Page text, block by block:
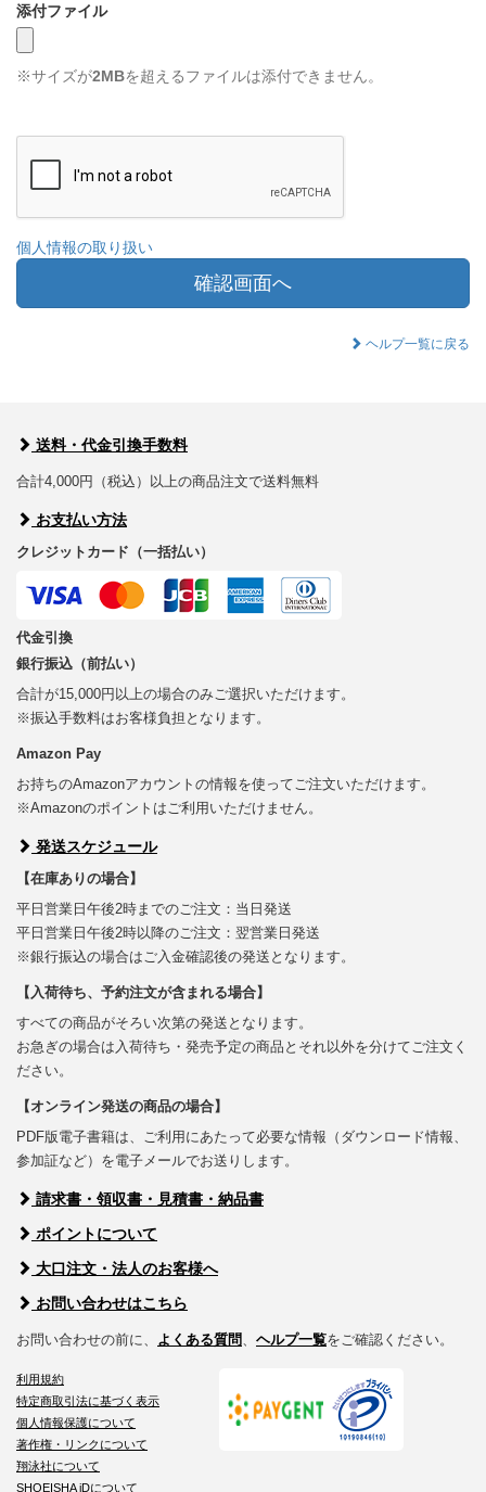
添付ファイル
※サイズが2MBを超えるファイルは添付できません。
個人情報の取り扱い
確認画面へ
ヘルプ一覧に戻る
送料・代金引換手数料
合計4,000円（税込）以上の商品注文で送料無料
お支払い方法
クレジットカード（一括払い）
代金引換
銀行振込（前払い）
合計が15,000円以上の場合のみご選択いただけます。
※振込手数料はお客様負担となります。
Amazon Pay
お持ちのAmazonアカウントの情報を使ってご注文いただけます。
※Amazonのポイントはご利用いただけません。
発送スケジュール
【在庫ありの場合】
平日営業日午後2時までのご注文：当日発送
平日営業日午後2時以降のご注文：翌営業日発送
※銀行振込の場合はご入金確認後の発送となります。
【入荷待ち、予約注文が含まれる場合】
すべての商品がそろい次第の発送となります。
お急ぎの場合は入荷待ち・発売予定の商品とそれ以外を分けてご注文く
ださい。
【オンライン発送の商品の場合】
PDF版電子書籍は、ご利用にあたって必要な情報（ダウンロード情報、
参加証など）を電子メールでお送りします。
請求書・領収書・見積書・納品書
ポイントについて
大口注文・法人のお客様へ
お問い合わせはこちら
お問い合わせの前に、 よくある質問 ヘルプ一覧をご確認ください。
利用規約
特定商取引法に基づく表示
個人情報保護について
著作権・リンクについて
翔泳社について
SHOEISHA iDについて